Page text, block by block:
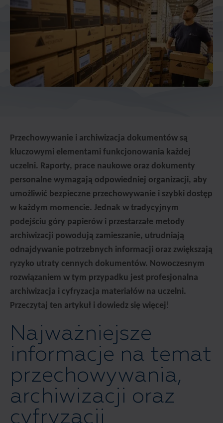
Przechowywanie i archiwizacja dokumentów są
kluczowymi elementami funkcjonowania każdej
uczelni. Raporty, prace naukowe oraz dokumenty
personalne wymagają odpowiedniej organizacji, aby
umożliwić bezpieczne przechowywanie i szybki dostęp
w każdym momencie. Jednak w tradycyjnym
podejściu góry papierów i przestarzałe metody
archiwizacji powodują zamieszanie, utrudniają
odnajdywanie potrzebnych informacji oraz zwiększają
ryzyko utraty cennych dokumentów. Nowoczesnym
rozwiązaniem w tym przypadku jest profesjonalna
archiwizacja i cyfryzacja materiałów na uczelni.
Przeczytaj ten artykuł i dowiedz się więcej!
Najważniejsze
informacje na temat
przechowywania,
archiwizacji oraz
cyfryzacji